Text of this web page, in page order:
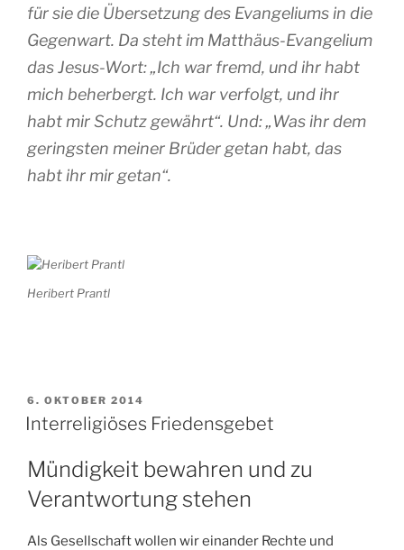
für sie die Übersetzung des Evangeliums in die
Gegenwart. Da steht im Matthäus-Evangelium
das Jesus-Wort: „Ich war fremd, und ihr habt
mich beherbergt. Ich war verfolgt, und ihr
habt mir Schutz gewährt“. Und: „Was ihr dem
geringsten meiner Brüder getan habt, das
habt ihr mir getan“.
Heribert Prantl
VERÖFFENTLICHT
AM
6. OKTOBER 2014
Interreligiöses Friedensgebet
Mündigkeit bewahren und zu
Verantwortung stehen
Als Gesellschaft wollen wir einander Rechte und